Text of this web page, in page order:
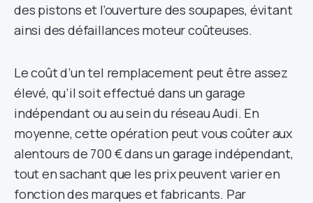
des pistons et l’ouverture des soupapes, évitant
ainsi des défaillances moteur coûteuses.
Le coût d’un tel remplacement peut être assez
élevé, qu’il soit effectué dans un garage
indépendant ou au sein du réseau Audi. En
moyenne, cette opération peut vous coûter aux
alentours de 700 € dans un garage indépendant,
tout en sachant que les prix peuvent varier en
fonction des marques et fabricants. Par